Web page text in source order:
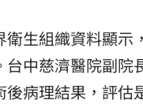
許常德開轟工會理
名有「王、玉」龍
衛生組織資料顯示
台中慈濟醫院副院
後病理結果，評估